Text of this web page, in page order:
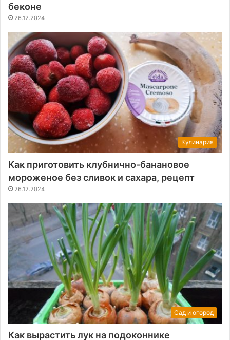
беконе
26.12.2024
Кулинария
Как приготовить клубнично-банановое
мороженое без сливок и сахара, рецепт
26.12.2024
Сад и огород
Как вырастить лук на подоконнике